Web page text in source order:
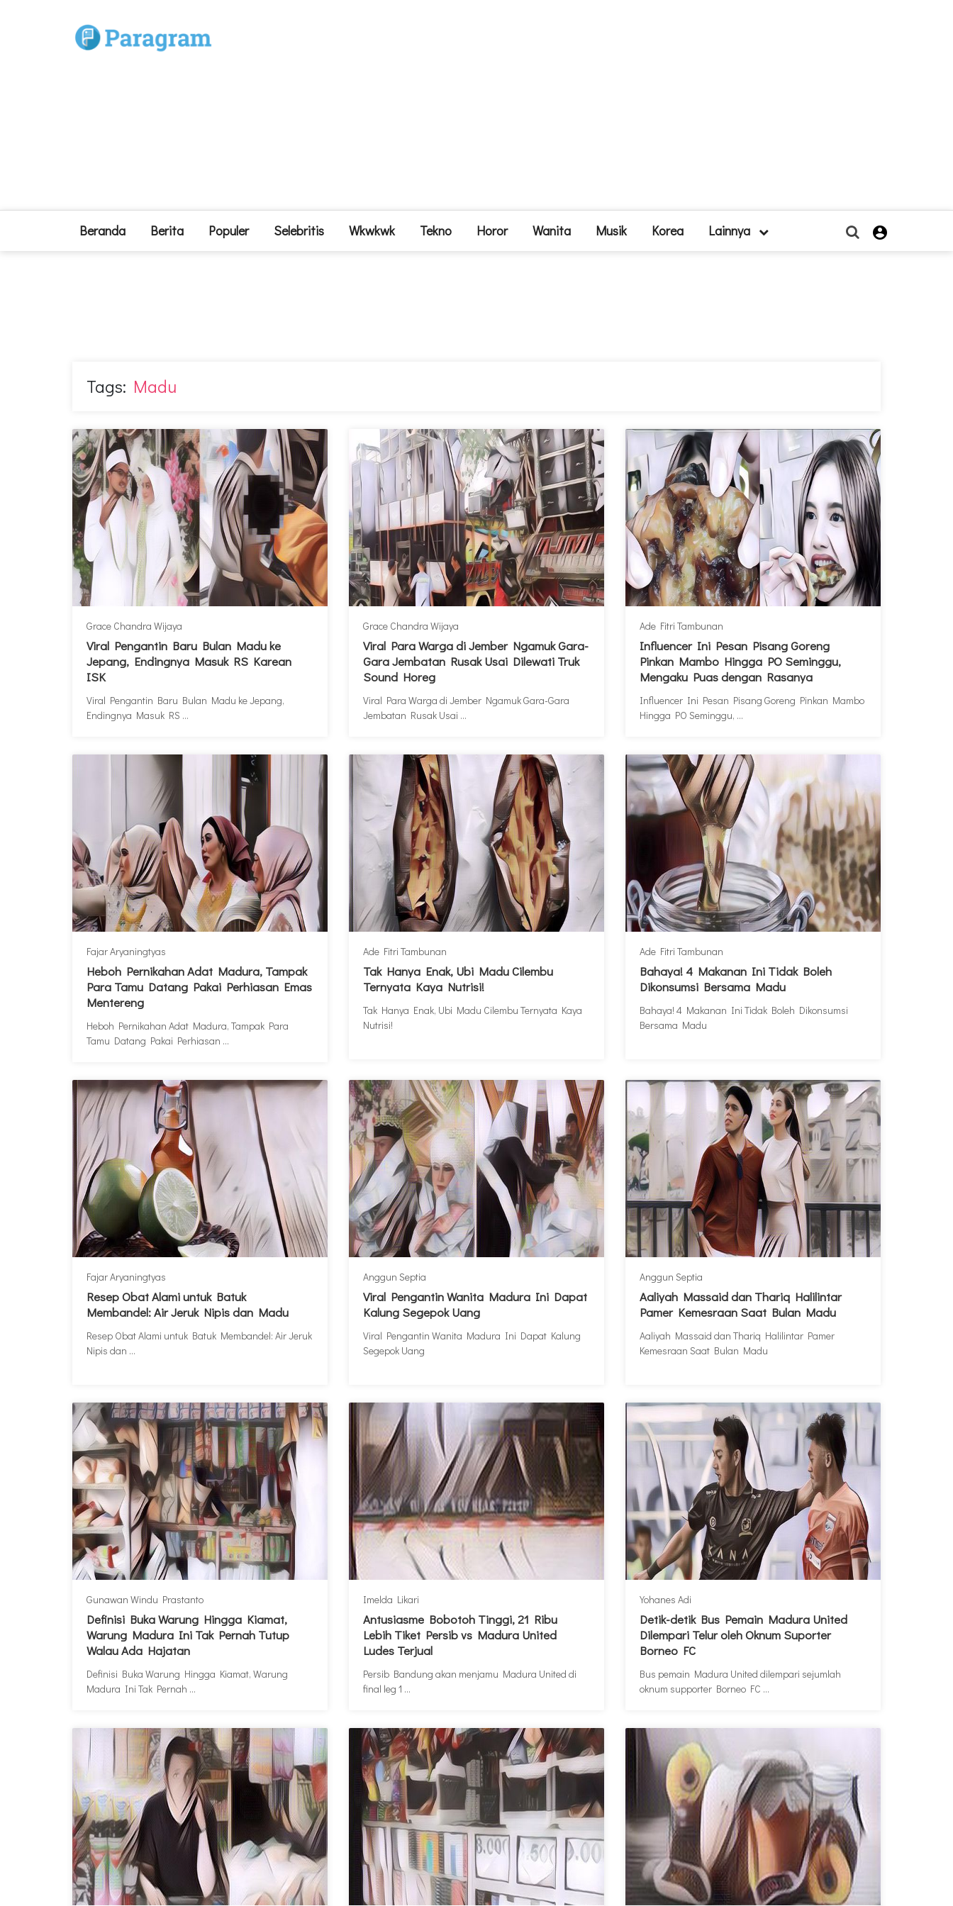
Beranda Berita Populer Selebritis Wkwkwk Tekno Horor Wanita Musik Korea Lainnya 
Tags: Madu
Grace Chandra Wijaya
Viral Pengantin Baru Bulan Madu ke
Jepang, Endingnya Masuk RS Karean
ISK
Viral Pengantin Baru Bulan Madu ke Jepang,
Endingnya Masuk RS ...
Grace Chandra Wijaya
Viral Para Warga di Jember Ngamuk Gara-
Gara Jembatan Rusak Usai Dilewati Truk
Sound Horeg
Viral Para Warga di Jember Ngamuk Gara-Gara
Jembatan Rusak Usai ...
Ade Fitri Tambunan
Influencer Ini Pesan Pisang Goreng
Pinkan Mambo Hingga PO Seminggu,
Mengaku Puas dengan Rasanya
Influencer Ini Pesan Pisang Goreng Pinkan Mambo
Hingga PO Seminggu, ...
Fajar Aryaningtyas
Heboh Pernikahan Adat Madura, Tampak
Para Tamu Datang Pakai Perhiasan Emas
Mentereng
Heboh Pernikahan Adat Madura, Tampak Para
Tamu Datang Pakai Perhiasan ...
Ade Fitri Tambunan
Tak Hanya Enak, Ubi Madu Cilembu
Ternyata Kaya Nutrisi!
Tak Hanya Enak, Ubi Madu Cilembu Ternyata Kaya
Nutrisi!
Ade Fitri Tambunan
Bahaya! 4 Makanan Ini Tidak Boleh
Dikonsumsi Bersama Madu
Bahaya! 4 Makanan Ini Tidak Boleh Dikonsumsi
Bersama Madu
Fajar Aryaningtyas
Resep Obat Alami untuk Batuk
Membandel: Air Jeruk Nipis dan Madu
Resep Obat Alami untuk Batuk Membandel: Air Jeruk
Nipis dan ...
Anggun Septia
Viral Pengantin Wanita Madura Ini Dapat
Kalung Segepok Uang
Viral Pengantin Wanita Madura Ini Dapat Kalung
Segepok Uang
Anggun Septia
Aaliyah Massaid dan Thariq Halilintar
Pamer Kemesraan Saat Bulan Madu
Aaliyah Massaid dan Thariq Halilintar Pamer
Kemesraan Saat Bulan Madu
Gunawan Windu Prastanto
Definisi Buka Warung Hingga Kiamat,
Warung Madura Ini Tak Pernah Tutup
Walau Ada Hajatan
Definisi Buka Warung Hingga Kiamat, Warung
Madura Ini Tak Pernah ...
Imelda Likari
Antusiasme Bobotoh Tinggi, 21 Ribu
Lebih Tiket Persib vs Madura United
Ludes Terjual
Persib Bandung akan menjamu Madura United di
final leg 1 ...
Yohanes Adi
Detik-detik Bus Pemain Madura United
Dilempari Telur oleh Oknum Suporter
Borneo FC
Bus pemain Madura United dilempari sejumlah
oknum supporter Borneo FC ...